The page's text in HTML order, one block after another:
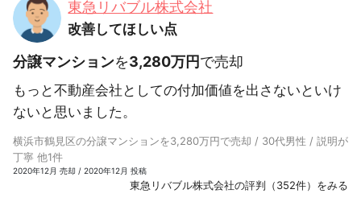
東急リバブル株式会社
改善してほしい点
分譲マンションを3,280万円で売却
もっと不動産会社としての付加価値を出さないといけ
ないと思いました。
横浜市鶴見区の分譲マンションを3,280万円で売却 / 30代男性 / 説明が
丁寧 他1件
2020年12月 売却 / 2020年12月 投稿
東急リバブル株式会社の評判（352件）をみる